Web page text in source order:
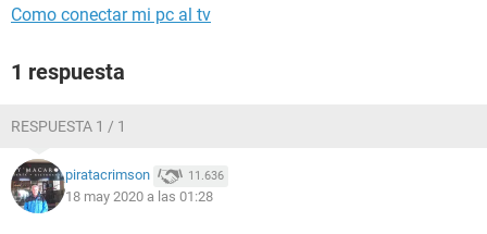
Como conectar mi pc al tv
1 respuesta
RESPUESTA 1 / 1
piratacrimson 11.636
18 may 2020 a las 01:28